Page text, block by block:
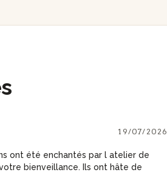
19/07/2026
ont été enchantés par l atelier de
bienveillance. Ils ont hâte de